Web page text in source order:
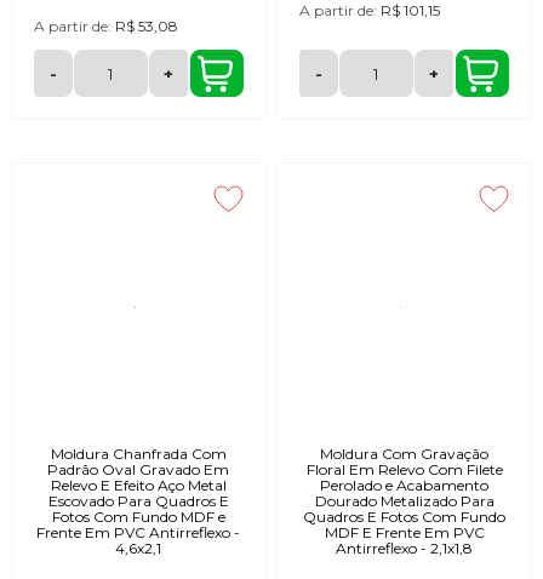
A partir de: R$ 53,08
- +
A partir de: R$ 101,15
- +
Moldura Chanfrada Com
Padrão Oval Gravado Em
Relevo E Efeito Aço Metal
Escovado Para Quadros E
Fotos Com Fundo MDF e
Frente Em PVC Antirreflexo -
4,6x2,1
Moldura Com Gravação
Floral Em Relevo Com Filete
Perolado e Acabamento
Dourado Metalizado Para
Quadros E Fotos Com Fundo
MDF E Frente Em PVC
Antirreflexo - 2,1x1,8